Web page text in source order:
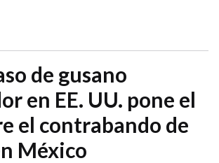
de gusano
en EE. UU. pone el
el contrabando de
México